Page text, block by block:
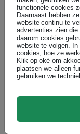
opnamesnelheid
CDR/RW-
10 stuks in een
Aantal 1
€ 8,99
€ 7,43 excl p/st
functionele cookies
Daarnaast hebben
website continu te
advertenties zien
daarom cookies
website te volgen. In
cookies, hoe ze
Klik op oké om
plaatsen we alleen
gebruiken we